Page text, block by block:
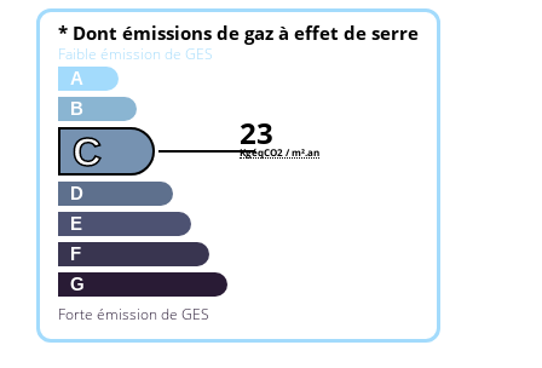
* Dont émissions de gaz à effet de serre
Faible émission de GES
A
B
C
D
E
F
G
Forte émission de GES
23
KgéqCO2 / m².an